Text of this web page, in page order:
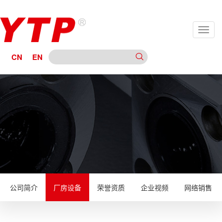
CN EN
公司简介 厂房设备 荣誉资质 企业视频 网络销售